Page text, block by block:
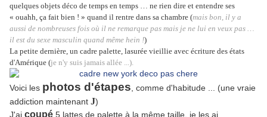
quelques objets déco de temps en temps … ne rien dire et entendre ses
« ouahh, ça fait bien ! » quand il rentre dans sa chambre (mais bon, il y a
aussi de nombreuses fois où il ne remarque pas mais je ne lui en veux pas …
il est du sexe masculin quand même hein !)
La petite dernière, un cadre palette, lasurée vieillie avec écriture des états
d'Amérique (je n'y suis jamais allée ...).
Voici les photos d'étapes , comme d'habitude ... (une vraie
addiction maintenant J)
J'ai coupé 5 lattes de palette à la même taille, je les ai